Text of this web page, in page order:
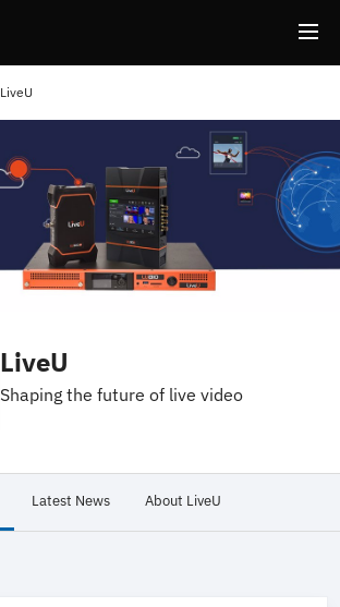
LiveU
LiveU
Shaping the future of live video
Latest News About LiveU